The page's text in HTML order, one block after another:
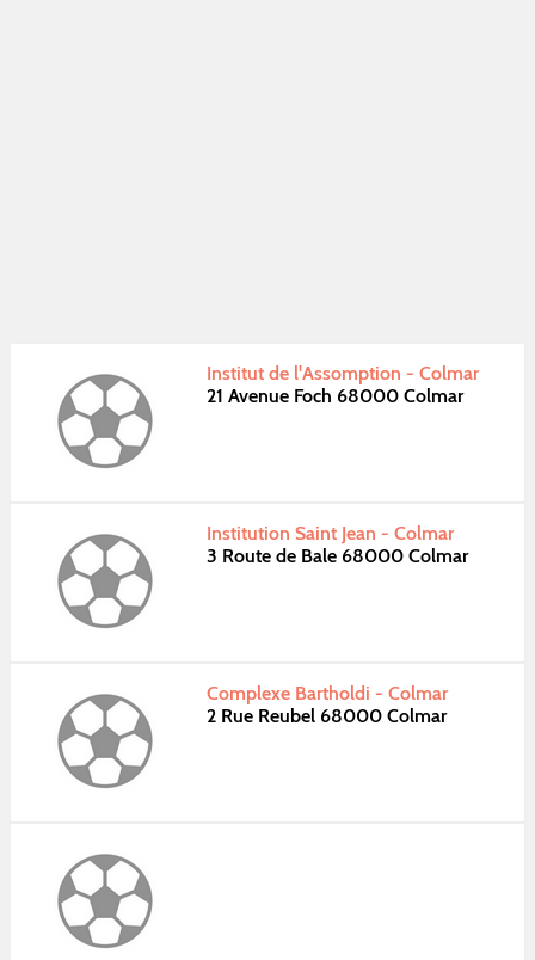
Institut de l'Assomption - Colmar
21 Avenue Foch 68000 Colmar
Institution Saint Jean - Colmar
3 Route de Bale 68000 Colmar
Complexe Bartholdi - Colmar
2 Rue Reubel 68000 Colmar